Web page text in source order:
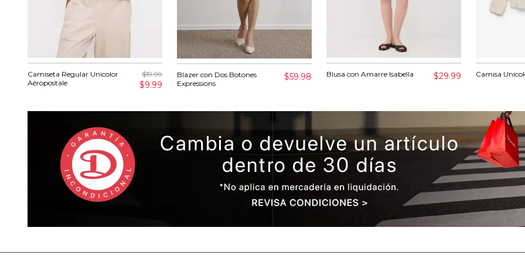
Camiseta Regular Unicolor
Aéropostale
$19.99
$9.99
Blazer con Dos Botones
Expressions
$59.98 Blusa con Amarre Isabella $29.99 Camisa